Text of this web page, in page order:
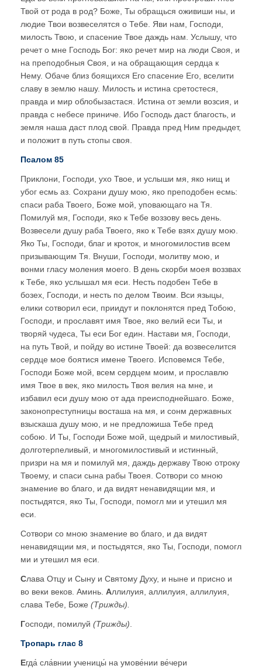
Твой от рода в род? Боже, Ты обращься оживиши ны, и
людие Твои возвеселятся о Тебе. Яви нам, Господи,
милость Твою, и спасение Твое даждь нам. Услышу, что
речет о мне Господь Бог: яко речет мир на люди Своя, и
на преподобныя Своя, и на обращающия сердца к
Нему. Обаче близ боящихся Его спасение Его, вселити
славу в землю нашу. Милость и истина сретостеся,
правда и мир облобызастася. Истина от земли возсия, и
правда с небесе приниче. Ибо Господь даст благость, и
земля наша даст плод свой. Правда пред Ним предыдет,
и положит в путь стопы своя.
Псалом 85
Приклони, Господи, ухо Твое, и услыши мя, яко нищ и
убог есмь аз. Сохрани душу мою, яко преподобен есмь:
спаси раба Твоего, Боже мой, уповающаго на Тя.
Помилуй мя, Господи, яко к Тебе воззову весь день.
Возвесели душу раба Твоего, яко к Тебе взях душу мою.
Яко Ты, Господи, благ и кроток, и многомилостив всем
призывающим Тя. Внуши, Господи, молитву мою, и
вонми гласу моления моего. В день скорби моея воззвах
к Тебе, яко услышал мя еси. Несть подобен Тебе в
бозех, Господи, и несть по делом Твоим. Вси языцы,
елики сотворил еси, приидут и поклонятся пред Тобою,
Господи, и прославят имя Твое, яко велий еси Ты, и
творяй чудеса, Ты еси Бог един. Настави мя, Господи,
на путь Твой, и пойду во истине Твоей: да возвеселится
сердце мое боятися имене Твоего. Исповемся Тебе,
Господи Боже мой, всем сердцем моим, и прославлю
имя Твое в век, яко милость Твоя велия на мне, и
избавил еси душу мою от ада преисподнейшаго. Боже,
законопреступницы восташа на мя, и сонм державных
взыскаша душу мою, и не предложиша Тебе пред
собою. И Ты, Господи Боже мой, щедрый и милостивый,
долготерпеливый, и многомилостивый и истинный,
призри на мя и помилуй мя, даждь державу Твою отроку
Твоему, и спаси сына рабы Твоея. Сотвори со мною
знамение во благо, и да видят ненавидящии мя, и
постыдятся, яко Ты, Господи, помогл ми и утешил мя
еси.
Сотвори со мною знамение во благо, и да видят
ненавидящии мя, и постыдятся, яко Ты, Господи, помогл
ми и утешил мя еси.
Слава Отцу и Сыну и Святому Духу, и ныне и присно и
во веки веков. Аминь. Аллилуия, аллилуия, аллилуия,
слава Тебе, Боже (Трижды)
Господи, помилуй (Трижды)
Тропарь глас 8
Егда́ сла́внии ученицы́ на умове́нии ве́чери